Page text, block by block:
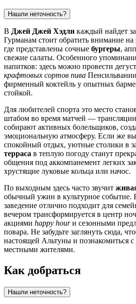
Нашли неточность?
В Джей Джей Хэдли каждый найдет
Гурманам стоит обратить внимание
где представлены сочные бургеры,
свежие салаты. Особенного
напитков: здесь можно провести
крафтовых сортов пива
фирменный коктейль у опытных
стойкой.
Для любителей спорта это место
штабом во время матчей —
собирают активных болельщиков,
эмоциональную атмосферу. Если же вы
спокойный отдых, уютные столики в
терраса в теплую погоду станут
общения под аккомпанемент легких
хрустящие луковые кольца или начос.
По выходным здесь часто звучит
обычный ужин в культурное событие.
заведение отлично подходит для
вечером трансформируется в центр
акциями happy hourи сезонными
повара. Не забудьте заглянуть сюда,
настоящей Альтуны и познакомиться
местными жителями.
Как добраться
Нашли неточность?